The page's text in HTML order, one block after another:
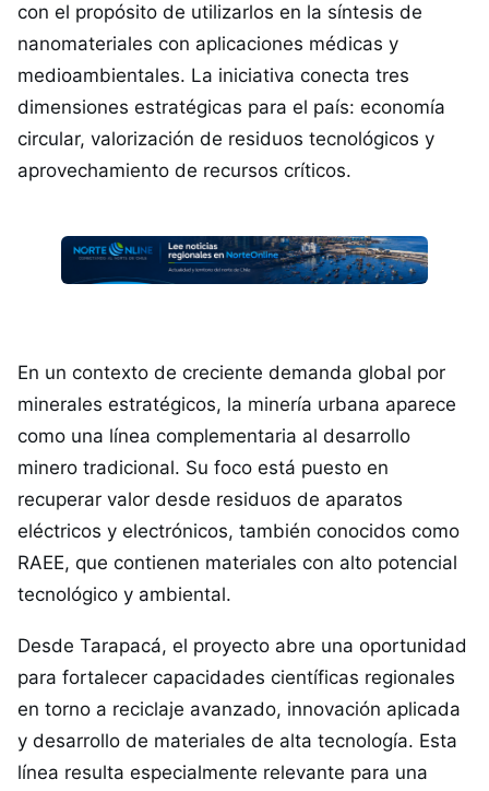
con el propósito de utilizarlos en la síntesis de
nanomateriales con aplicaciones médicas y
medioambientales. La iniciativa conecta tres
dimensiones estratégicas para el país: economía
circular, valorización de residuos tecnológicos y
aprovechamiento de recursos críticos.
En un contexto de creciente demanda global por
minerales estratégicos, la minería urbana aparece
como una línea complementaria al desarrollo
minero tradicional. Su foco está puesto en
recuperar valor desde residuos de aparatos
eléctricos y electrónicos, también conocidos como
RAEE, que contienen materiales con alto potencial
tecnológico y ambiental.
Desde Tarapacá, el proyecto abre una oportunidad
para fortalecer capacidades científicas regionales
en torno a reciclaje avanzado, innovación aplicada
y desarrollo de materiales de alta tecnología. Esta
línea resulta especialmente relevante para una